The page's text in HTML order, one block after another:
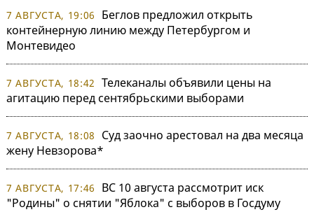
7 АВГУСТА, 19:06
Беглов предложил открыть
контейнерную линию между Петербургом и
Монтевидео
7 АВГУСТА, 18:42 Телеканалы объявили цены на
агитацию перед сентябрьскими выборами
7 АВГУСТА, 18:08
Суд заочно арестовал на два месяца
жену Невзорова*
7 АВГУСТА, 17:46
ВС 10 августа рассмотрит иск
"Родины" о снятии "Яблока" с выборов в Госдуму